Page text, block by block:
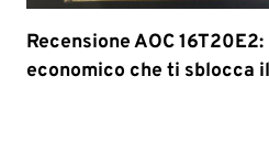
Recensione AOC
economico che ti sblocca